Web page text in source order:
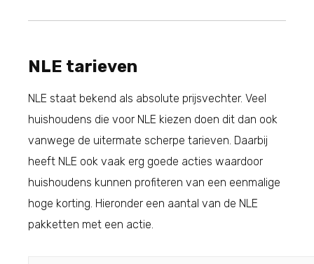
NLE tarieven
NLE staat bekend als absolute prijsvechter. Veel
huishoudens die voor NLE kiezen doen dit dan ook
vanwege de uitermate scherpe tarieven. Daarbij
heeft NLE ook vaak erg goede acties waardoor
huishoudens kunnen profiteren van een eenmalige
hoge korting. Hieronder een aantal van de NLE
pakketten met een actie.